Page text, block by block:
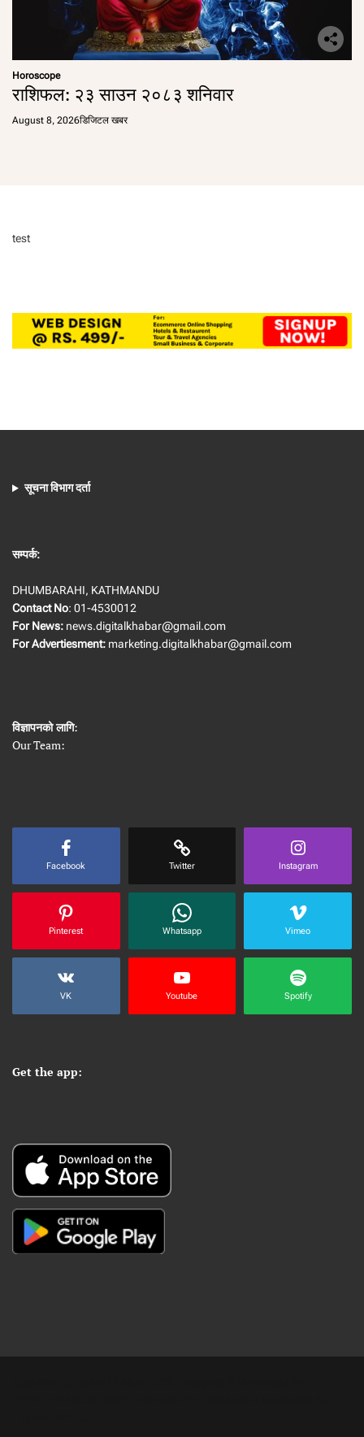
Horoscope
राशिफल: २३ साउन २०८३ शनिवार
August 8, 2026डिजिटल खबर
test
सूचना विभाग दर्ता
सम्पर्क:
DHUMBARAHI, KATHMANDU
Contact No: 01-4530012
For News: news.digitalkhabar@gmail.com
For Advertiesment: marketing.digitalkhabar@gmail.com
विज्ञापनको लागि:
Our Team:
Facebook Twitter Instagram
Pinterest Whatsapp Vimeo
VK Youtube Spotify
Get the app: